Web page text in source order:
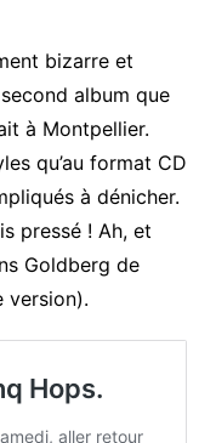
bizarre et
album que
à Montpellier.
qu’au format CD
à dénicher.
pressé ! Ah, et
Goldberg de
version).